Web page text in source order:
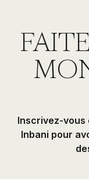
Inscrivez-vous
Inbani pour